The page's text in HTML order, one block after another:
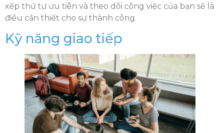
xếp thứ tự ưu tiên và theo dõi công việc của bạn sẽ là
điều cần thiết cho sự thành công.
Kỹ năng giao tiếp